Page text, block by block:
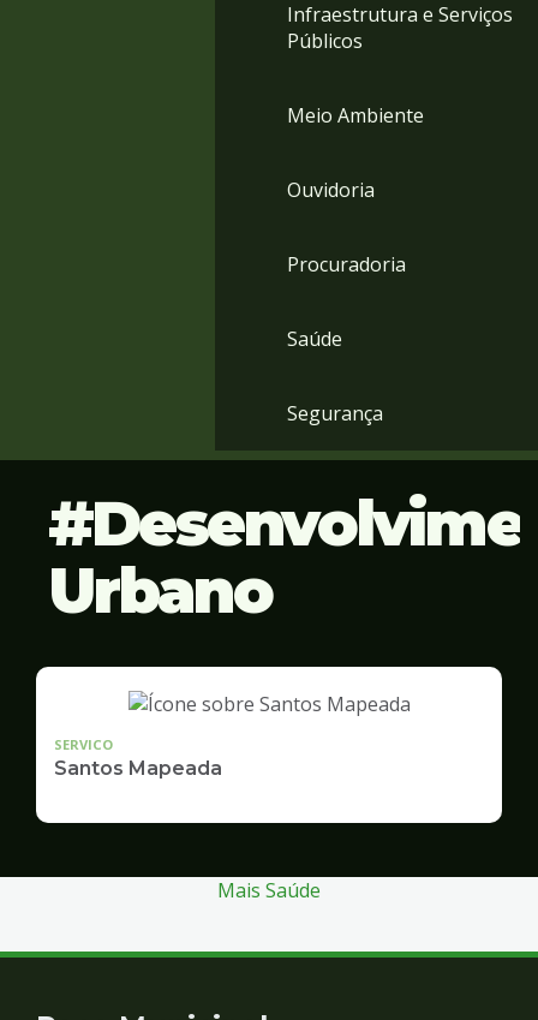
Infraestrutura e Serviços
Públicos
Meio Ambiente
Ouvidoria
Procuradoria
Saúde
Segurança
Urbano
SERVICO
Santos Mapeada
Mais Saúde